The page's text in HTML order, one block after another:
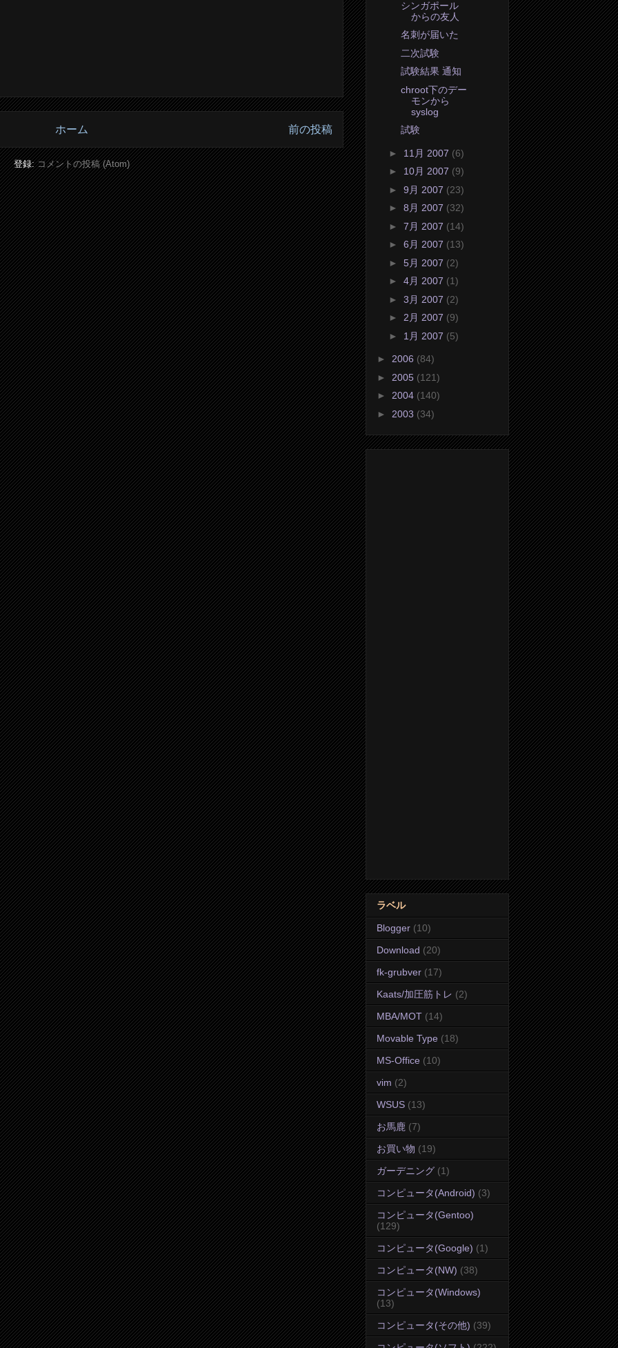
前の投稿
ホーム
登録:コメントの投稿 (Atom)
シンガポール
からの友人
名刺が届いた
二次試験
試験結果 通知
chroot下のデー
モンから
syslog
試験
► 11月 2007 (6)
► 10月 2007 (9)
► 9月 2007 (23)
► 8月 2007 (32)
► 7月 2007 (14)
► 6月 2007 (13)
► 5月 2007 (2)
► 4月 2007 (1)
► 3月 2007 (2)
► 2月 2007 (9)
► 1月 2007 (5)
► 2006 (84)
► 2005 (121)
► 2004 (140)
► 2003 (34)
ラベル
Blogger (10)
Download (20)
fk-grubver (17)
Kaats/加圧筋トレ (2)
MBA/MOT (14)
Movable Type (18)
MS-Office (10)
vim (2)
WSUS (13)
お馬鹿 (7)
お買い物 (19)
ガーデニング (1)
コンピュータ(Android) (3)
コンピュータ(Gentoo)
(129)
コンピュータ(Google) (1)
コンピュータ(NW) (38)
コンピュータ(Windows)
(13)
コンピュータ(その他) (39)